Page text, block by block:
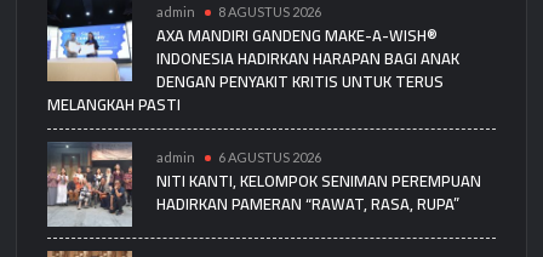
admin 8 AGUSTUS 2026
AXA MANDIRI GANDENG MAKE-A-WISH®
INDONESIA HADIRKAN HARAPAN BAGI ANAK
DENGAN PENYAKIT KRITIS UNTUK TERUS
MELANGKAH PASTI
admin 6 AGUSTUS 2026
NITI KANTI, KELOMPOK SENIMAN PEREMPUAN
HADIRKAN PAMERAN “RAWAT, RASA, RUPA”